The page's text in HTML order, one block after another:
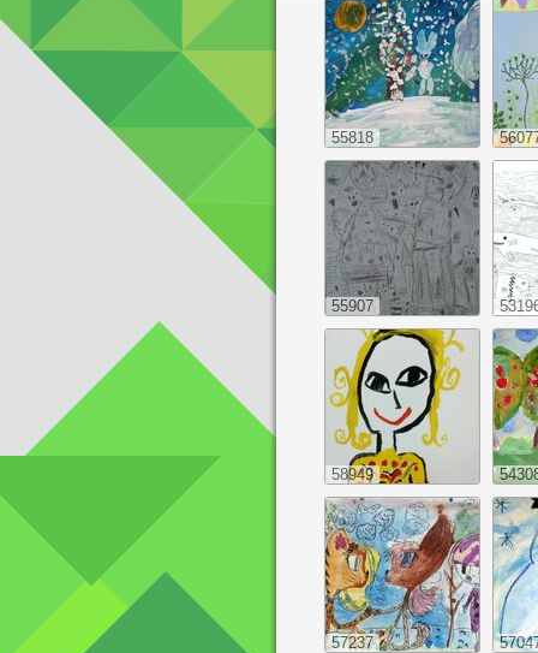
55818
55907
58949
57237